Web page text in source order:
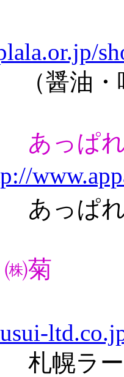
味噌
あっぱ
亭 生
㈱菊
ン寒